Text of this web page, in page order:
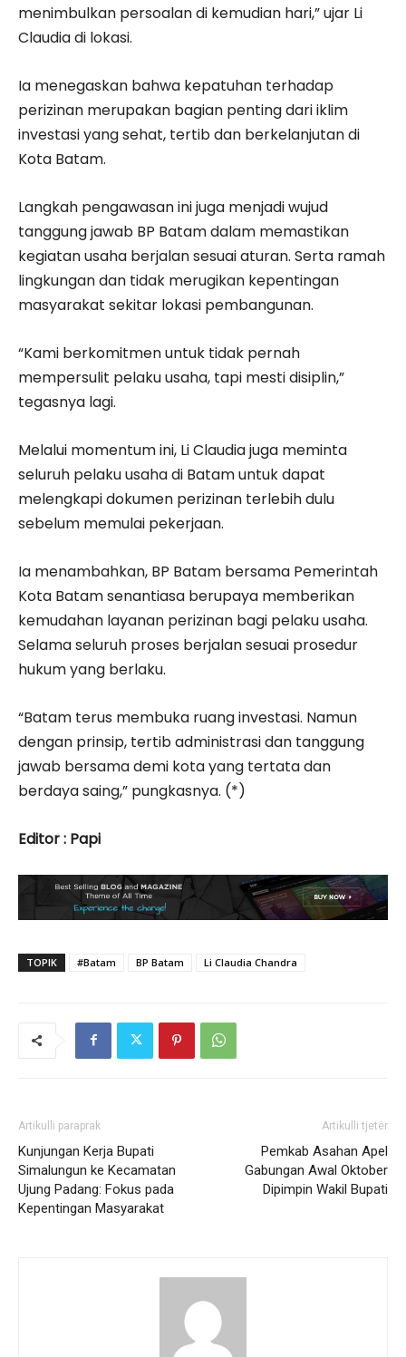
menimbulkan persoalan di kemudian hari,” ujar Li
Claudia di lokasi.
Ia menegaskan bahwa kepatuhan terhadap
perizinan merupakan bagian penting dari iklim
investasi yang sehat, tertib dan berkelanjutan di
Kota Batam.
Langkah pengawasan ini juga menjadi wujud
tanggung jawab BP Batam dalam memastikan
kegiatan usaha berjalan sesuai aturan. Serta ramah
lingkungan dan tidak merugikan kepentingan
masyarakat sekitar lokasi pembangunan.
“Kami berkomitmen untuk tidak pernah
mempersulit pelaku usaha, tapi mesti disiplin,”
tegasnya lagi.
Melalui momentum ini, Li Claudia juga meminta
seluruh pelaku usaha di Batam untuk dapat
melengkapi dokumen perizinan terlebih dulu
sebelum memulai pekerjaan.
Ia menambahkan, BP Batam bersama Pemerintah
Kota Batam senantiasa berupaya memberikan
kemudahan layanan perizinan bagi pelaku usaha.
Selama seluruh proses berjalan sesuai prosedur
hukum yang berlaku.
“Batam terus membuka ruang investasi. Namun
dengan prinsip, tertib administrasi dan tanggung
jawab bersama demi kota yang tertata dan
berdaya saing,” pungkasnya. (*)
Editor : Papi
TOPIK #Batam BP Batam Li Claudia Chandra
Artikulli paraprak
Kunjungan Kerja Bupati
Simalungun ke Kecamatan
Ujung Padang: Fokus pada
Kepentingan Masyarakat
Artikulli tjetër
Pemkab Asahan Apel
Gabungan Awal Oktober
Dipimpin Wakil Bupati